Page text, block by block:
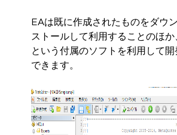
EAは既に作成されたものをダウ
ストールして利用することのほ
という付属のソフトを利用して
できます。